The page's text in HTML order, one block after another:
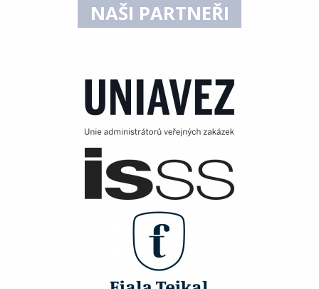
NAŠI PARTNEŘI